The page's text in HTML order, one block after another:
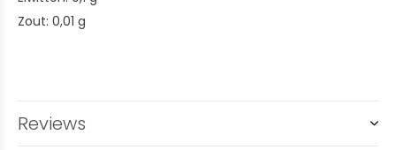
Zout: 0,01 g
Reviews